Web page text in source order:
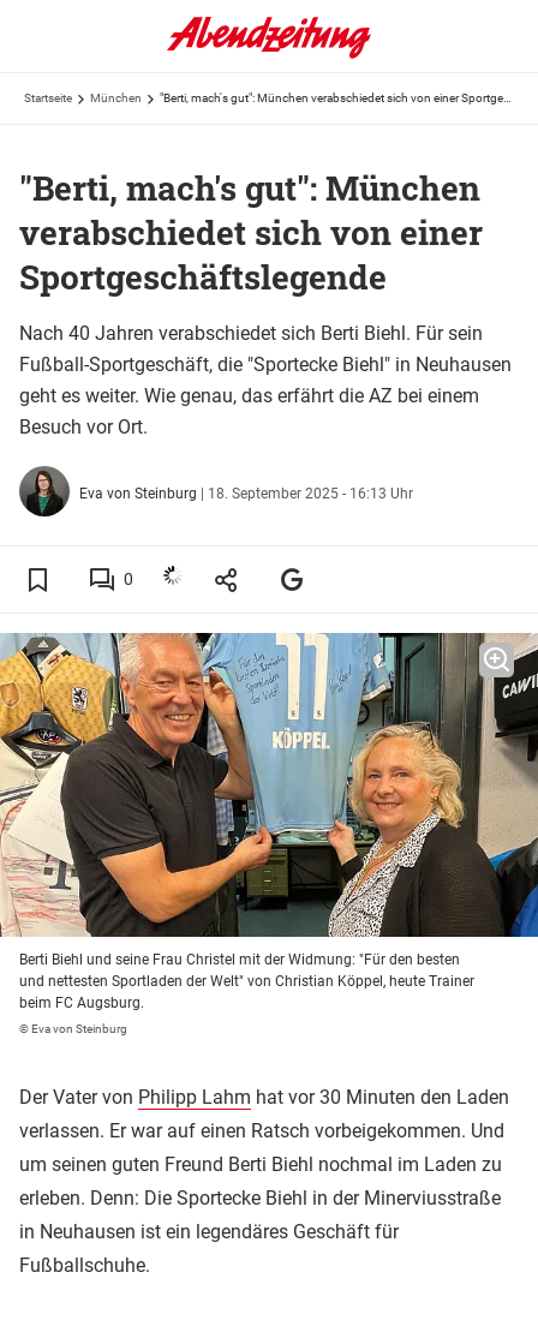
Startseite München
"Berti, mach's gut": München
verabschiedet sich von einer
Sportgeschäftslegende
Nach 40 Jahren verabschiedet sich Berti Biehl. Für sein
Fußball-Sportgeschäft, die "Sportecke Biehl" in Neuhausen
geht es weiter. Wie genau, das erfährt die AZ bei einem
Besuch vor Ort.
Eva von Steinburg | 18. September 2025 - 16:13 Uhr
0
Berti Biehl und seine Frau Christel mit der Widmung: "Für den besten
und nettesten Sportladen der Welt" von Christian Köppel, heute Trainer
beim FC Augsburg.
© Eva von Steinburg
Der Vater von Philipp Lahm hat vor 30 Minuten den Laden
verlassen. Er war auf einen Ratsch vorbeigekommen. Und
um seinen guten Freund Berti Biehl nochmal im Laden zu
erleben. Denn: Die Sportecke Biehl in der Minerviusstraße
in Neuhausen ist ein legendäres Geschäft für
Fußballschuhe.